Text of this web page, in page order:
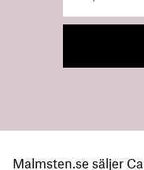
Malmsten.se säljer